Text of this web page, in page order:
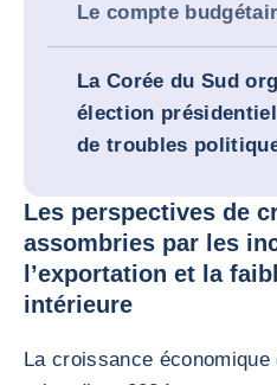
Le compte
La Corée du Sud
élection
de troubles
Les perspectives de
assombries par les
l’exportation et la
intérieure
La croissance